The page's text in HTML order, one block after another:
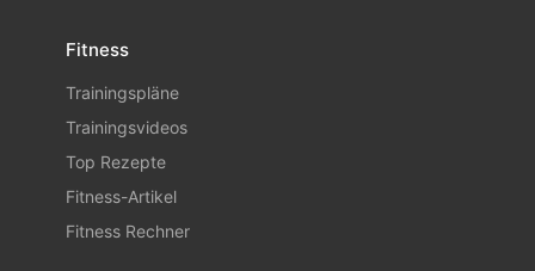
Fitness
Trainingspläne
Trainingsvideos
Top Rezepte
Fitness-Artikel
Fitness Rechner